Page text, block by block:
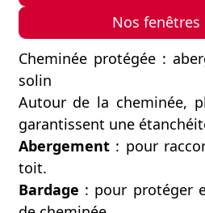
Nos
Cheminée protégée :
solin
Autour de la cheminée,
garantissent une
Abergement: pour
toit.
Bardage : pour protéger